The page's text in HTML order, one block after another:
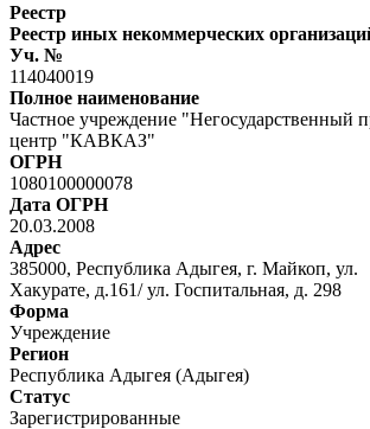
Реестр
Реестр иных некоммерческих
Уч. №
114040019
Полное наименование
Частное учреждение "Негосударственный
центр "КАВКАЗ"
ОГРН
1080100000078
Дата ОГРН
20.03.2008
Адрес
385000, Республика Адыгея, г. Майкоп, ул.
Хакурате, д.161/ ул. Госпитальная, д. 298
Форма
Учреждение
Регион
Республика Адыгея (Адыгея)
Статус
Зарегистрированные